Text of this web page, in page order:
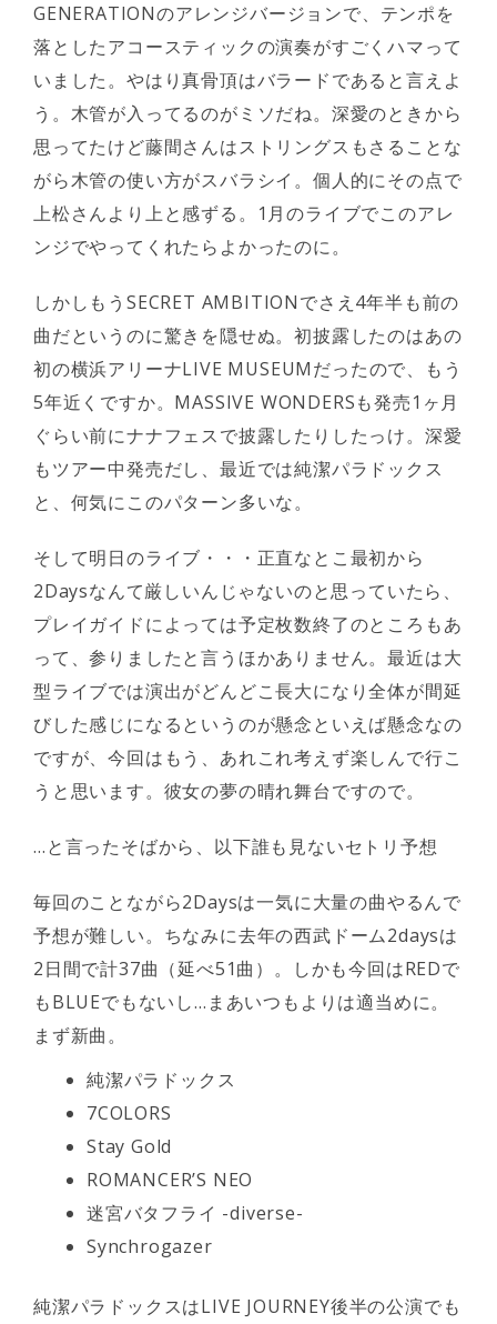
GENERATIONのアレンジバージョンで、テンポを
落としたアコースティックの演奏がすごくハマって
いました。やはり真骨頂はバラードであると言えよ
う。木管が入ってるのがミソだね。深愛のときから
思ってたけど藤間さんはストリングスもさることな
がら木管の使い方がスバラシイ。個人的にその点で
上松さんより上と感ずる。1月のライブでこのアレ
ンジでやってくれたらよかったのに。
しかしもうSECRET AMBITIONでさえ4年半も前の
曲だというのに驚きを隠せぬ。初披露したのはあの
初の横浜アリーナLIVE MUSEUMだったので、もう
5年近くですか。MASSIVE WONDERSも発売1ヶ月
ぐらい前にナナフェスで披露したりしたっけ。深愛
もツアー中発売だし、最近では純潔パラドックス
と、何気にこのパターン多いな。
そして明日のライブ・・・正直なとこ最初から
2Daysなんて厳しいんじゃないのと思っていたら、
プレイガイドによっては予定枚数終了のところもあ
って、参りましたと言うほかありません。最近は大
型ライブでは演出がどんどこ長大になり全体が間延
びした感じになるというのが懸念といえば懸念なの
ですが、今回はもう、あれこれ考えず楽しんで行こ
うと思います。彼女の夢の晴れ舞台ですので。
…と言ったそばから、以下誰も見ないセトリ予想
毎回のことながら2Daysは一気に大量の曲やるんで
予想が難しい。ちなみに去年の西武ドーム2daysは
2日間で計37曲（延べ51曲）。しかも今回はREDで
もBLUEでもないし…まあいつもよりは適当めに。
まず新曲。
純潔パラドックス
7COLORS
Stay Gold
ROMANCER’S NEO
迷宮バタフライ -diverse-
Synchrogazer
純潔パラドックスはLIVE JOURNEY後半の公演でも